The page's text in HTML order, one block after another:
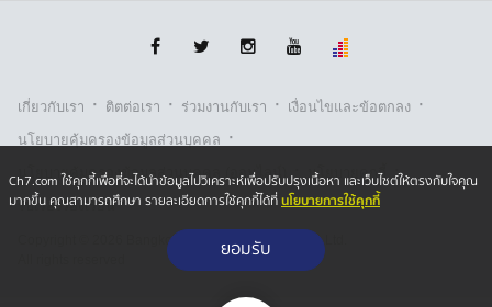
เกี่ยวกับเรา · ติตต่อเรา · ร่วมงานกับเรา · เงื่อนไขและข้อตกลง ·
นโยบายคุ้มครองข้อมูลส่วนบุคคล ·
นโยบายคุ้มครองข้อมูลส่วนบุคคล (ออนไลน์) · นโยบายคุกกี้ ·
รับเรื่องร้องเรียน
Copyright © 2026 Bangkok Broadcasting & T.V. Co.,Ltd.
Ch7.com ใช้คุกกี้เพื่อที่จะได้นำข้อมูลไปวิเคราะห์เพื่อปรับปรุงเนื้อหา และเว็บไซต์ให้ตรงกับใจคุณ
มากขึ้น คุณสามารถศึกษา รายละเอียดการใช้คุกกี้ได้ที่นโยบายการใช้คุกกี้
ยอมรับ